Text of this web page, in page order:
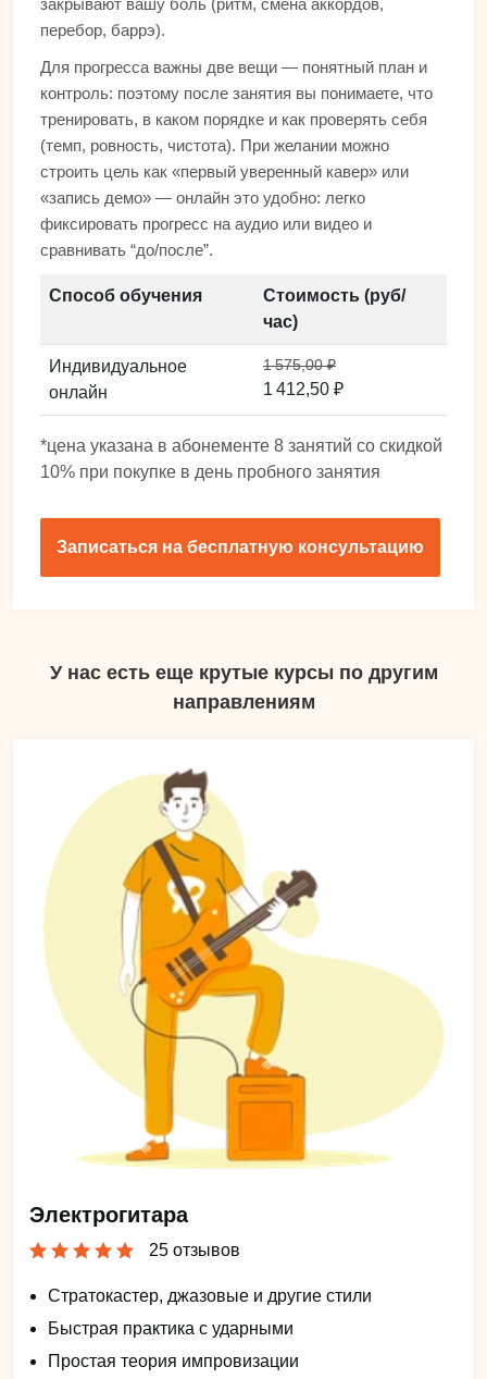
перебор, баррэ).
Для прогресса важны две вещи — понятный план и
контроль: поэтому после занятия вы понимаете, что
тренировать, в каком порядке и как проверять себя
(темп, ровность, чистота). При желании можно
строить цель как «первый уверенный кавер» или
«запись демо» — онлайн это удобно: легко
фиксировать прогресс на аудио или видео и
сравнивать “до/после”.
Способ обучения
Стоимость (руб/
час)
Индивидуальное
онлайн
1 575,00 ₽
1 412,50 ₽
*цена указана в абонементе 8 занятий со скидкой
10% при покупке в день пробного занятия
Записаться на бесплатную консультацию
У нас есть еще крутые курсы по другим
направлениям
Электрогитара
25 отзывов
Стратокастер, джазовые и другие стили
Быстрая практика с ударными
Простая теория импровизации